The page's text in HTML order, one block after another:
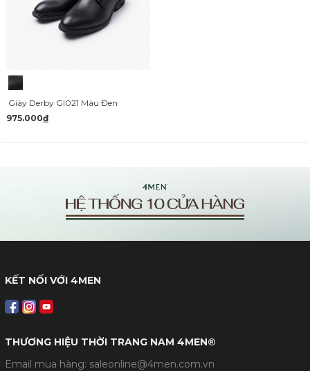
Giày Derby GI021 Màu Đen
975.000₫
KẾT NỐI VỚI 4MEN
THƯƠNG HIỆU THỜI TRANG NAM 4MEN®
Email mua hàng: saleonline@4men.com.vn